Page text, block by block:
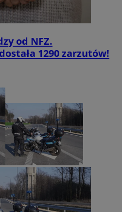
od NFZ.
1290 zarzutów!